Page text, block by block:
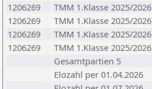
1206269
TMM 1.Klasse 2025/2026
1206269
TMM 1.Klasse 2025/2026
1206269
TMM 1.Klasse 2025/2026
1206269
TMM 1.Klasse 2025/2026
Gesamtpartien 5
Elozahl per 01.04.2026